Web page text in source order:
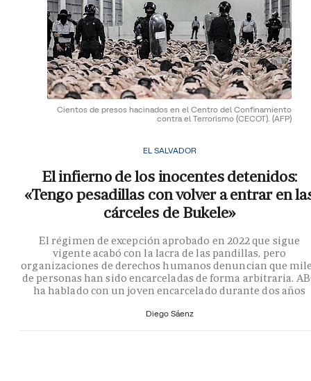
Cientos de presos hacinados en el Centro del Confinamiento
contra el Terrorismo (CECOT). (AFP)
EL SALVADOR
El infierno de los inocentes detenidos:
«Tengo pesadillas con volver a entrar en
cárceles de Bukele»
El régimen de excepción aprobado en 2022 que sigue
vigente acabó con la lacra de las pandillas, pero
organizaciones de derechos humanos denuncian que
de personas han sido encarceladas de forma arbitraria.
ha hablado con un joven encarcelado durante dos años
Diego Sáenz